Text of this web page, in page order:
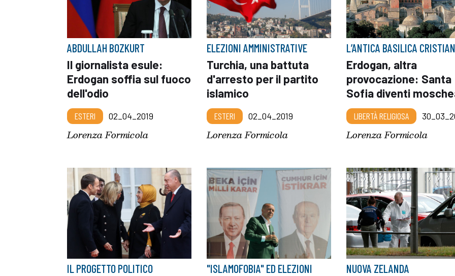
ABDULLAH BOZKURT
Il giornalista esule:
Erdogan soffia sul fuoco
dell'odio
ESTERI 02_04_2019
Lorenza Formicola
ELEZIONI AMMINISTRATIVE
Turchia, una battuta
d'arresto per il partito
islamico
ESTERI 02_04_2019
Lorenza Formicola
L’ANTICA BASILICA
Erdogan, altra
provocazione: Santa
Sofia diventi
LIBERTÀ RELIGIOSA
Lorenza Formicola
IL PROGETTO POLITICO "ISLAMOFOBIA" ED ELEZIONI NUOVA ZELANDA